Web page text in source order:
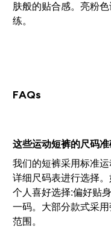
肤般的贴合感。亮粉
练。
FAQs
这些运动短裤的尺码
我们的短裤采用标准
详细尺码表进行选择
个人喜好选择:偏好贴
一码。大部分款式采
范围。